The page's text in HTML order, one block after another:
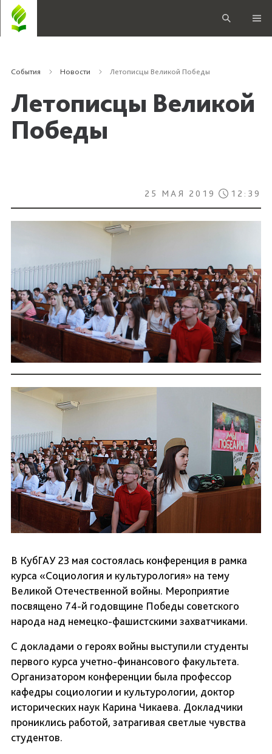
События Новости Летописцы Великой Победы
Летописцы Великой
Победы
25 МАЯ 2019 12:39
В КубГАУ 23 мая состоялась конференция в рамка
курса «Социология и культурология» на тему
Великой Отечественной войны. Мероприятие
посвящено 74-й годовщине Победы советского
народа над немецко-фашистскими захватчиками.
С докладами о героях войны выступили студенты
первого курса учетно-финансового факультета.
Организатором конференции была профессор
кафедры социологии и культурологии, доктор
исторических наук Карина Чикаева. Докладчики
прониклись работой, затрагивая светлые чувства
студентов.